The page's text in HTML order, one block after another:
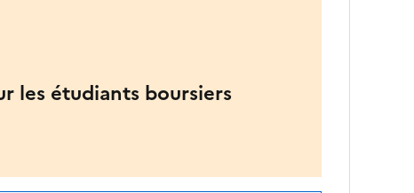
les étudiants boursiers